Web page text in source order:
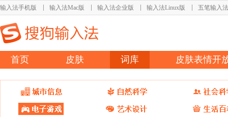
输入法手机版 输入法Mac版 输入法企业版 输入法Linux版 五笔输入法
首页 皮肤 词库 皮肤表情开